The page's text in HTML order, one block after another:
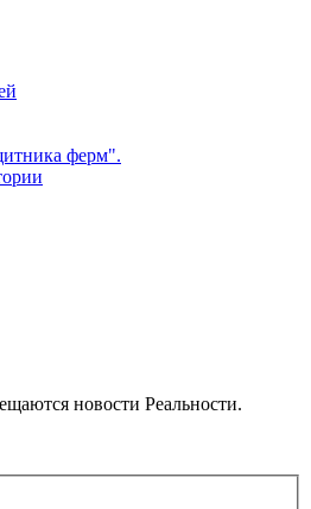
ферм".
новости Реальности.